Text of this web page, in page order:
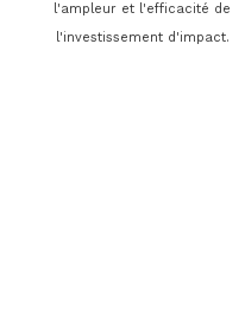
l'ampleur et l'efficacité de
l'investissement d'impact.